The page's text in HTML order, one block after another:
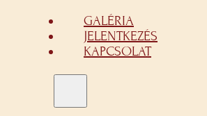
GALÉRIA
JELENTKEZÉS
KAPCSOLAT